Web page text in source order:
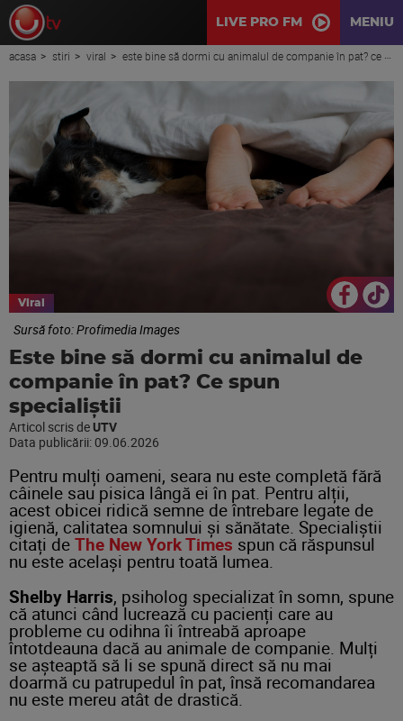
LIVE PRO FM MENIU
acasa stiri viral este bine să dormi cu animalul de companie în pat? ce spun specialiștii
Viral
Sursă foto: Profimedia Images
Este bine să dormi cu animalul de
companie în pat? Ce spun
specialiștii
Articol scris de UTV
Data publicării: 09.06.2026
Pentru mulți oameni, seara nu este completă fără
câinele sau pisica lângă ei în pat. Pentru alții,
acest obicei ridică semne de întrebare legate de
igienă, calitatea somnului și sănătate. Specialiștii
citați de The New York Times spun că răspunsul
nu este același pentru toată lumea.
Shelby Harris, psiholog specializat în somn, spune
că atunci când lucrează cu pacienți care au
probleme cu odihna îi întreabă aproape
întotdeauna dacă au animale de companie. Mulți
se așteaptă să li se spună direct să nu mai
doarmă cu patrupedul în pat, însă recomandarea
nu este mereu atât de drastică.